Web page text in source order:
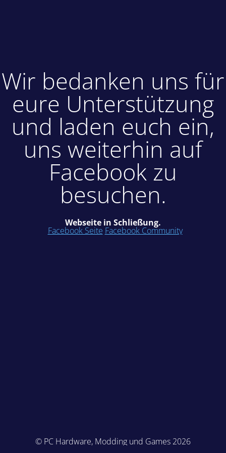
Wir bedanken uns für
eure Unterstützung
und laden euch ein,
uns weiterhin auf
Facebook zu
besuchen.
Webseite in Schließung.
Facebook Seite Facebook Community
© PC Hardware, Modding und Games 2026